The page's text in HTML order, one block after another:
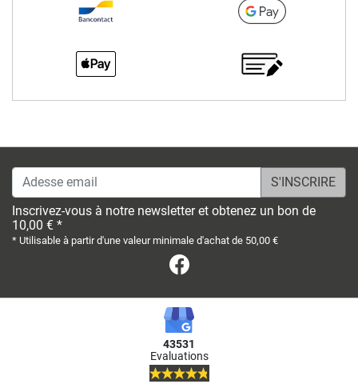
Adesse email
Inscrivez-vous à notre newsletter et obtenez un bon de
10,00 € *
* Utilisable à partir d'une valeur minimale d'achat de 50,00 €
43531
Evaluations